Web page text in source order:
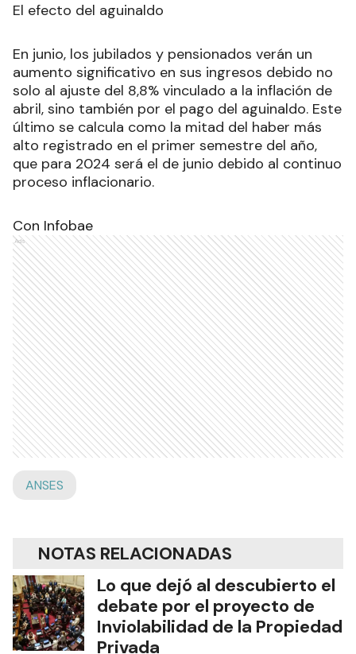
El efecto del aguinaldo
En junio, los jubilados y pensionados verán un
aumento significativo en sus ingresos debido no
solo al ajuste del 8,8% vinculado a la inflación de
abril, sino también por el pago del aguinaldo. Este
último se calcula como la mitad del haber más
alto registrado en el primer semestre del año,
que para 2024 será el de junio debido al continuo
proceso inflacionario.
Con Infobae
Ads
ANSES
NOTAS RELACIONADAS
Lo que dejó al descubierto el
debate por el proyecto de
Inviolabilidad de la Propiedad
Privada